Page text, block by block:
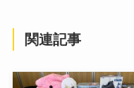
関連記事